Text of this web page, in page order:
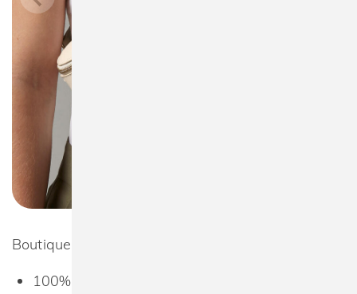
Boutique Waist Bag
100% Polyurethan (Lederoptik)